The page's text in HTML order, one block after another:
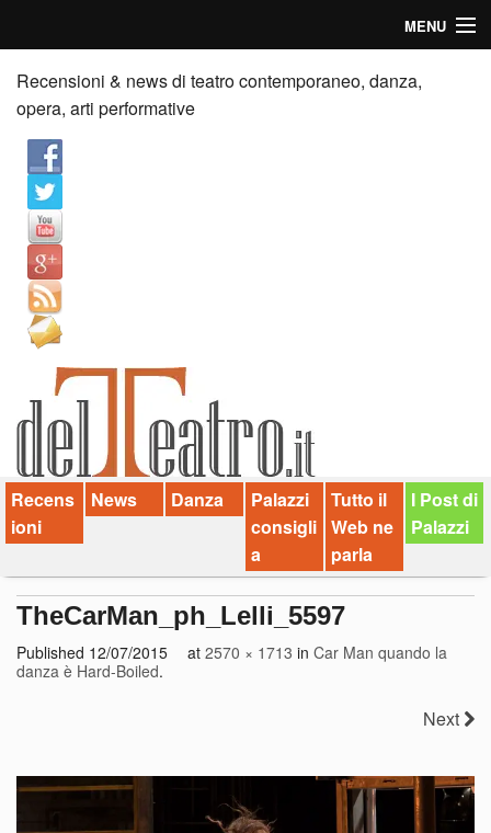
MENU
Home
Recensioni
Anticipazioni
News
Palazzi consiglia
Video
Chi siamo
Contatti
dT in English
Recensioni & news di teatro contemporaneo, danza,
opera, arti performative
Recens
ioni
News Danza
Palazzi
consigli
a
Tutto il
Web ne
parla
I Post di
Palazzi
TheCarMan_ph_Lelli_5597
Published 12/07/2015 at 2570 × 1713 in Car Man quando la
danza è Hard-Boiled.
Next